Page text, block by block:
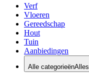
Verf
Vloeren
Gereedschap
Hout
Tuin
Aanbiedingen
Alle categorieënAlles